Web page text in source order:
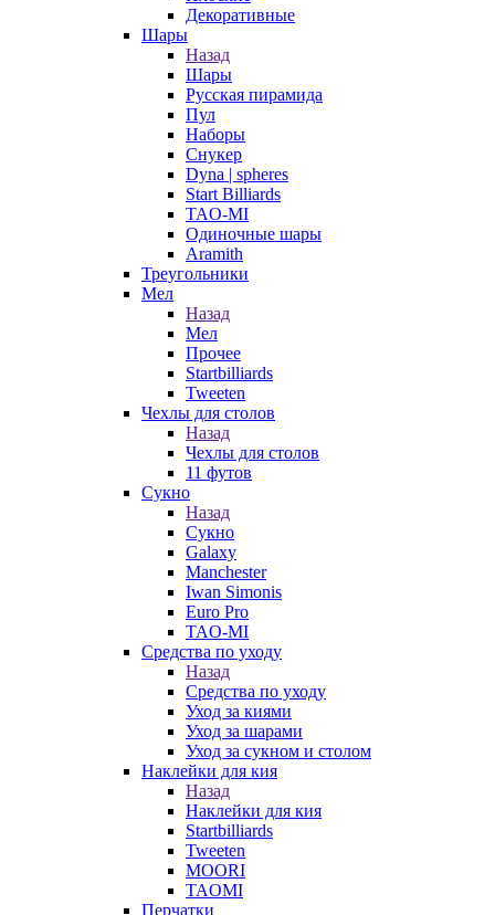
Декоративные
Шары
Назад
Шары
Русская пирамида
Пул
Наборы
Снукер
Dyna | spheres
Start Billiards
TAO-MI
Одиночные шары
Aramith
Треугольники
Мел
Назад
Мел
Прочее
Startbilliards
Tweeten
Чехлы для столов
Назад
Чехлы для столов
11 футов
Сукно
Назад
Сукно
Galaxy
Manchester
Iwan Simonis
Euro Pro
TAO-MI
Средства по уходу
Назад
Средства по уходу
Уход за киями
Уход за шарами
Уход за сукном и столом
Наклейки для кия
Назад
Наклейки для кия
Startbilliards
Tweeten
MOORI
TAOMI
Перчатки